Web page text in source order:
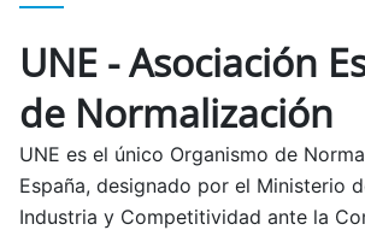
UNE - Asociación
de Normalización
UNE es el único Organismo de
España, designado por el Ministerio
Industria y Competitividad ante la